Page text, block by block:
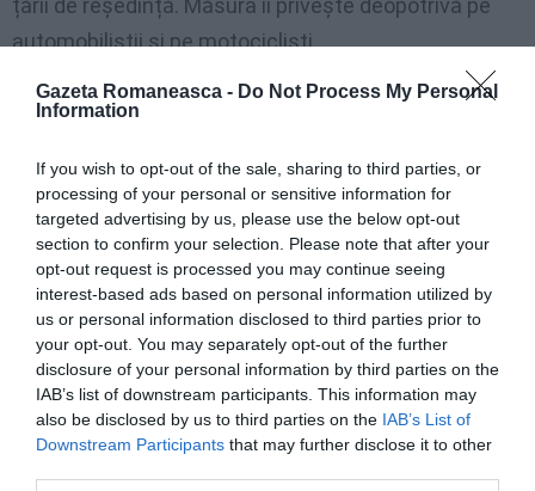
Gazeta Romaneasca - Do Not Process My Personal
Information
If you wish to opt-out of the sale, sharing to third parties, or
processing of your personal or sensitive information for
targeted advertising by us, please use the below opt-out
section to confirm your selection. Please note that after your
opt-out request is processed you may continue seeing
interest-based ads based on personal information utilized by
us or personal information disclosed to third parties prior to
your opt-out. You may separately opt-out of the further
disclosure of your personal information by third parties on the
IAB’s list of downstream participants. This information may
also be disclosed by us to third parties on the IAB’s List of
Downstream Participants that may further disclose it to other
țării de reședință. Măsura îi privește deopotrivă pe
automobiliștii și pe motocicliști.
Milioane de mașini în trafic, fără
Potrivit statisticilor, în Spania în 2021 au circulat fără
o poliță de asigurare valabilă 2.650.000 mașini, adică
8 % din parcul automobilistic. O spun datele
încrucișate de la DGT, FIVA și cele de la companiile
de asigurări.
Și în Italia numărul a fost de 2.700.000, în timp ce
pentru România cifra e de circa 1.500.000, toate fără
o poliță de răspundere civilă față de terți.